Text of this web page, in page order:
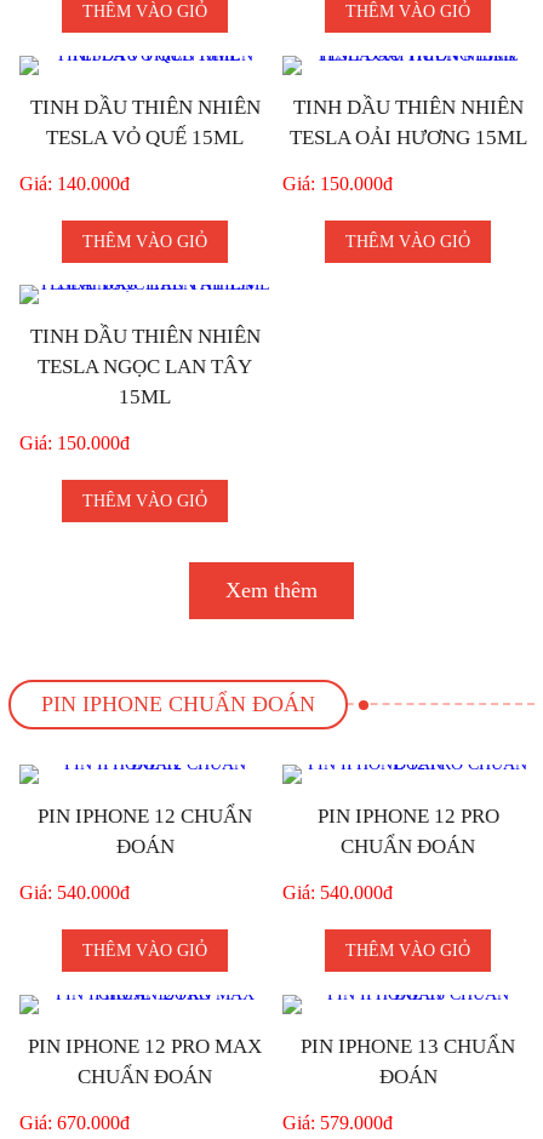
THÊM VÀO GIỎ THÊM VÀO GIỎ
TINH DẦU THIÊN NHIÊN
TESLA VỎ QUẾ 15ML
Giá: 140.000đ
THÊM VÀO GIỎ
TINH DẦU THIÊN NHIÊN
TESLA OẢI HƯƠNG 15ML
Giá: 150.000đ
THÊM VÀO GIỎ
TINH DẦU THIÊN NHIÊN
TESLA NGỌC LAN TÂY
15ML
Giá: 150.000đ
THÊM VÀO GIỎ
Xem thêm
PIN IPHONE CHUẨN ĐOÁN
PIN IPHONE 12 CHUẨN
ĐOÁN
Giá: 540.000đ
THÊM VÀO GIỎ
PIN IPHONE 12 PRO
CHUẨN ĐOÁN
Giá: 540.000đ
THÊM VÀO GIỎ
PIN IPHONE 12 PRO MAX
CHUẨN ĐOÁN
Giá: 670.000đ
PIN IPHONE 13 CHUẨN
ĐOÁN
Giá: 579.000đ